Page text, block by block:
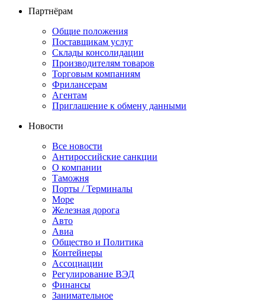
Партнёрам
Общие положения
Поставщикам услуг
Склады консолидации
Производителям товаров
Торговым компаниям
Фрилансерам
Агентам
Приглашение к обмену данными
Новости
Все новости
Антироссийские санкции
О компании
Таможня
Порты / Терминалы
Море
Железная дорога
Авто
Авиа
Общество и Политика
Контейнеры
Ассоциации
Регулирование ВЭД
Финансы
Занимательное